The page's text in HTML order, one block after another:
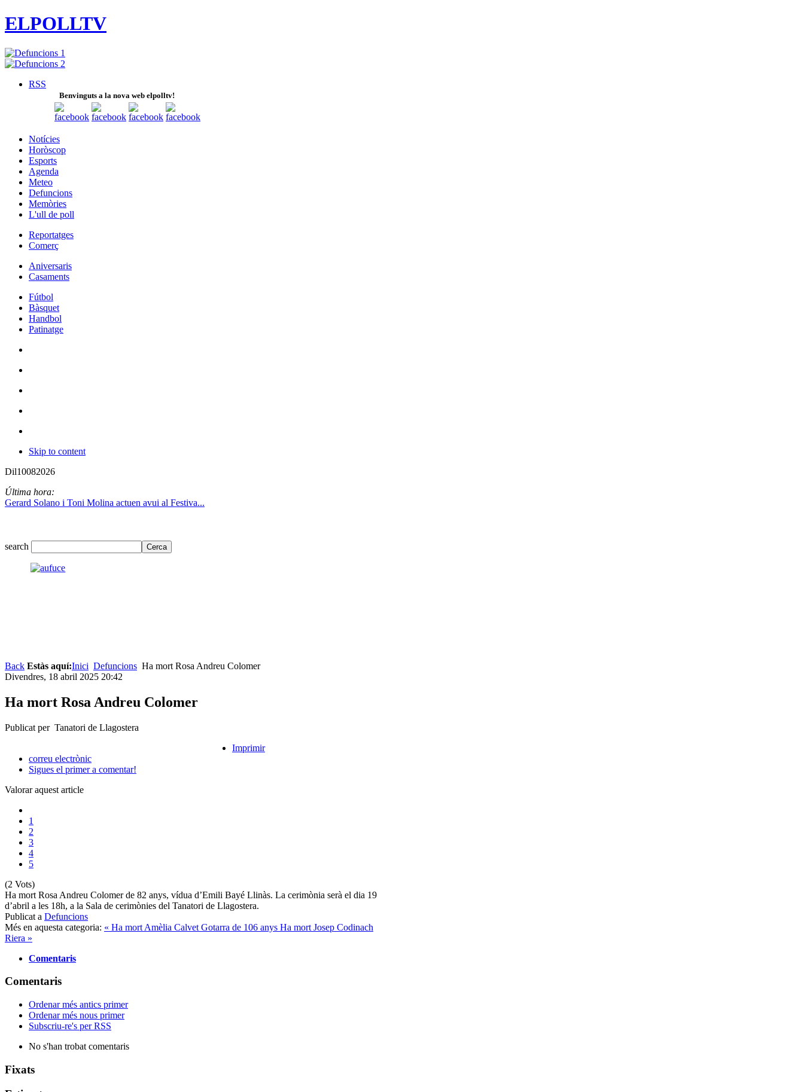
ELPOLLTV
RSS
Benvinguts a la nova web elpolltv!
Notícies
Horòscop
Esports
Agenda
Meteo
Defuncions
Memòries
L'ull de poll
Reportatges
Comerç
Aniversaris
Casaments
Fútbol
Bàsquet
Handbol
Patinatge
Skip to content
Dil10082026
Última hora:
Gerard Solano i Toni Molina actuen avui al Festiva...
search
Back Estàs aquí:Inici Defuncions Ha mort Rosa Andreu Colomer
Divendres, 18 abril 2025 20:42
Ha mort Rosa Andreu Colomer
Publicat per Tanatori de Llagostera
Imprimir
correu electrònic
Sigues el primer a comentar!
Valorar aquest article
1
2
3
4
5
(2 Vots)
Ha mort Rosa Andreu Colomer de 82 anys, vídua d’Emili Bayé Llinàs. La cerimònia serà el dia 19
d’abril a les 18h, a la Sala de cerimònies del Tanatori de Llagostera.
Publicat a Defuncions
Més en aquesta categoria: « Ha mort Amèlia Calvet Gotarra de 106 anys Ha mort Josep Codinach
Riera »
Comentaris
Comentaris
Ordenar més antics primer
Ordenar més nous primer
Subscriu-re's per RSS
No s'han trobat comentaris
Fixats